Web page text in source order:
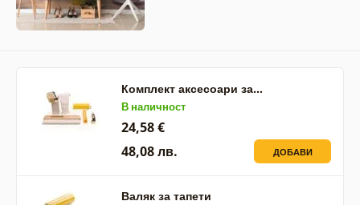
Комплект аксесоари за…
В наличност
24,58 €
48,08 лв.
ДОБАВИ
Валяк за тапети